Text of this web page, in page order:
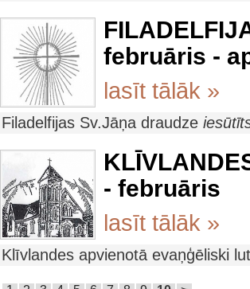
februāris -
lasīt tālāk »
Filadelfijas Sv.Jāņa draudze
- februāris
lasīt tālāk »
Klīvlandes apvienotā evaņģēliski